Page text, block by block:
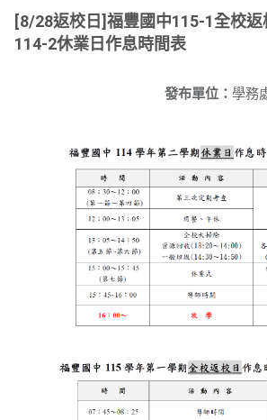
[8/28返校日]福豐國中115-1全校
114-2休業日作息時間表
發布單位： 學務